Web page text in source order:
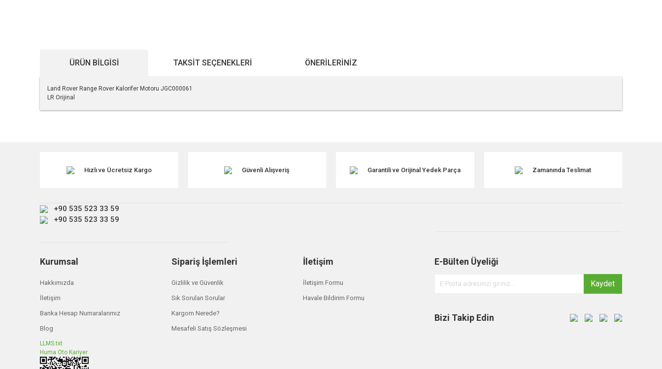
ÜRÜN BILGISI TAKSIT SEÇENEKLERI ÖNERILERINIZ
Land Rover Range Rover Kalorifer Motoru JGC000061
LR Orijinal
Ürün açıklamasında eksik bilgiler bulunuyor.
Bu ürüne benzer farklı alternatifler olmalı.
Hızlı ve Ücretsiz Kargo Güvenli Alışveriş Garantili ve Orijinal Yedek Parça Zamanında Teslimat
+90 535 523 33 59
+90 535 523 33 59
Kurumsal
Hakkımızda
İletişim
Banka Hesap Numaralarımız
Blog
LLMS.txt
Huma Oto Kariyer
Sipariş İşlemleri
Gizlilik ve Güvenlik
Sık Sorulan Sorular
Kargom Nerede?
Mesafeli Satış Sözleşmesi
İletişim
İletişim Formu
Havale Bildirim Formu
E-Bülten Üyeliği
Kaydet
Bizi Takip Edin